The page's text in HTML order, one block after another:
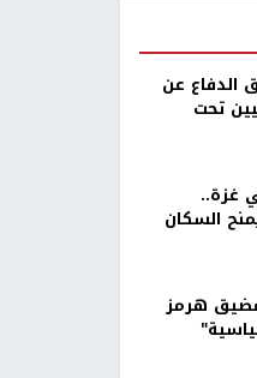
الدفاع عن
تحت
غزة..
السكان
مضيق هرمز